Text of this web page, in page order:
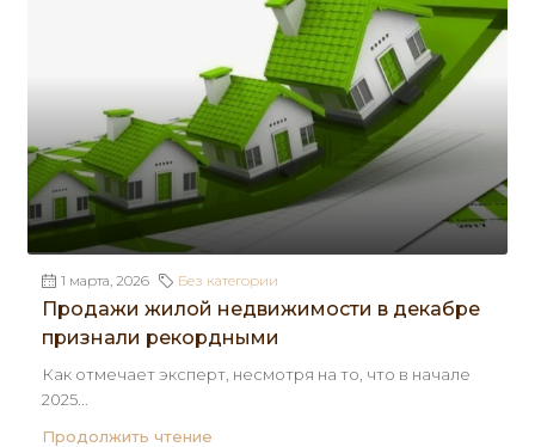
1 марта, 2026 Без категории
Продажи жилой недвижимости в декабре
признали рекордными
Как отмечает эксперт, несмотря на то, что в начале
2025...
Продолжить чтение